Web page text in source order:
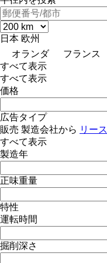
日本 欧州
オランダ
フランス
すべて表示
すべて表示
価格
広告タイプ
販売 製造会社から リース
すべて表示
製造年
正味重量
特性
運転時間
掘削深さ